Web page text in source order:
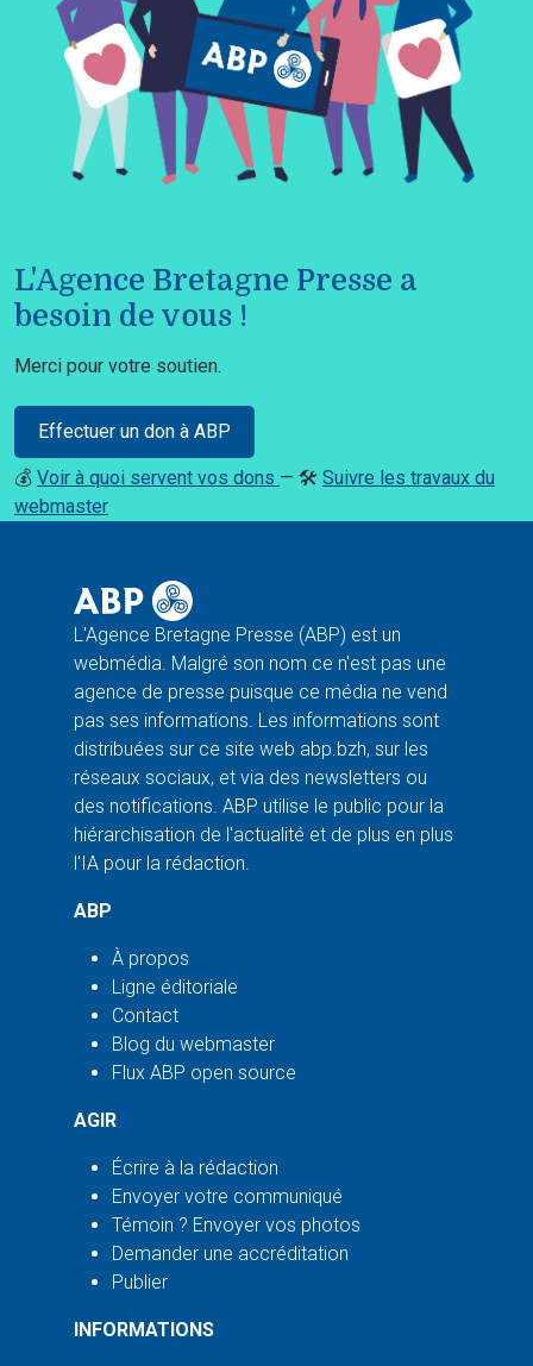
L'Agence Bretagne Presse a
besoin de vous !
Merci pour votre soutien.
Effectuer un don à ABP
💰 Voir à quoi servent vos dons — 🛠️ Suivre les travaux du
webmaster
L'Agence Bretagne Presse (ABP) est un
webmédia. Malgré son nom ce n'est pas une
agence de presse puisque ce média ne vend
pas ses informations. Les informations sont
distribuées sur ce site web abp.bzh, sur les
réseaux sociaux, et via des newsletters ou
des notifications. ABP utilise le public pour la
hiérarchisation de l'actualité et de plus en plus
l'IA pour la rédaction.
ABP
À propos
Ligne éditoriale
Contact
Blog du webmaster
Flux ABP open source
AGIR
Écrire à la rédaction
Envoyer votre communiqué
Témoin ? Envoyer vos photos
Demander une accréditation
Publier
INFORMATIONS